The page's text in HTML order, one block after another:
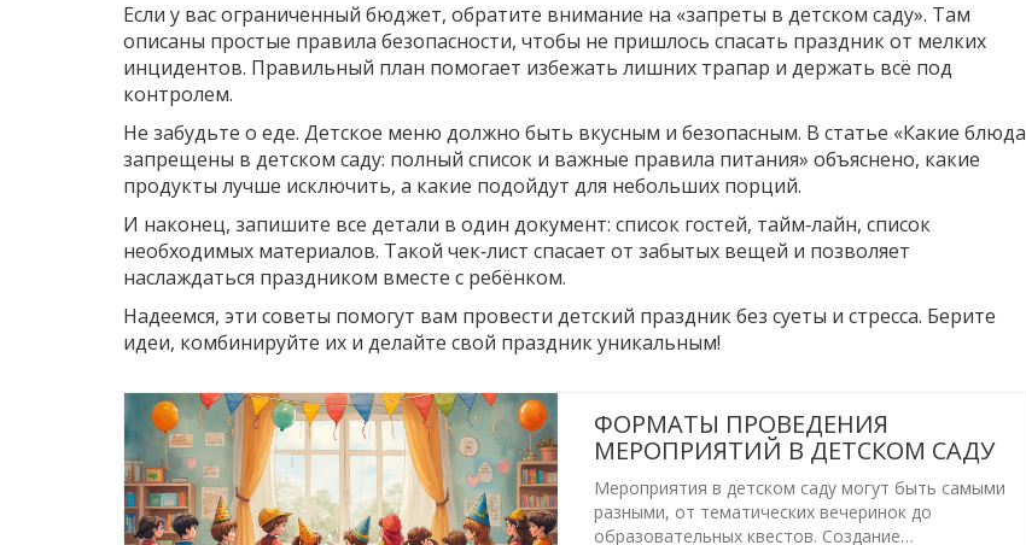
Если у вас ограниченный бюджет, обратите внимание на «запреты в детском саду». Там
описаны простые правила безопасности, чтобы не пришлось спасать праздник от мелких
инцидентов. Правильный план помогает избежать лишних трапар и держать всё под
контролем.
Не забудьте о еде. Детское меню должно быть вкусным и безопасным. В статье «Какие блюда
запрещены в детском саду: полный список и важные правила питания» объяснено, какие
продукты лучше исключить, а какие подойдут для небольших порций.
И наконец, запишите все детали в один документ: список гостей, тайм‑лайн, список
необходимых материалов. Такой чек‑лист спасает от забытых вещей и позволяет
наслаждаться праздником вместе с ребёнком.
Надеемся, эти советы помогут вам провести детский праздник без суеты и стресса. Берите
идеи, комбинируйте их и делайте свой праздник уникальным!
ФОРМАТЫ ПРОВЕДЕНИЯ
МЕРОПРИЯТИЙ В ДЕТСКОМ САДУ
Мероприятия в детском саду могут быть самыми
разными, от тематических вечеринок до
образовательных квестов. Создание